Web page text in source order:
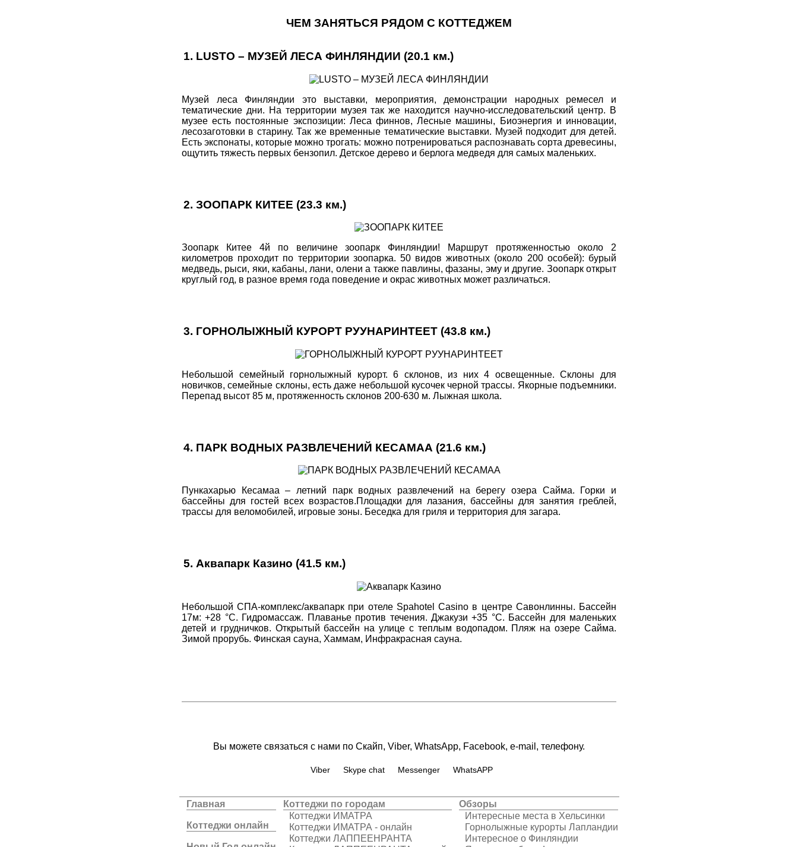
ЧЕМ ЗАНЯТЬСЯ РЯДОМ С КОТТЕДЖЕМ
1. LUSTO – МУЗЕЙ ЛЕСА ФИНЛЯНДИИ (20.1 км.)
Музей леса Финляндии это выставки, мероприятия, демонстрации народных ремесел и
тематические дни. На территории музея так же находится научно-исследовательский центр. В
музее есть постоянные экспозиции: Леса финнов, Лесные машины, Биоэнергия и инновации,
лесозаготовки в старину. Так же временные тематические выставки. Музей подходит для детей.
Есть экспонаты, которые можно трогать: можно потренироваться распознавать сорта древесины,
ощутить тяжесть первых бензопил. Детское дерево и берлога медведя для самых маленьких.
2. ЗООПАРК КИТЕЕ (23.3 км.)
Зоопарк Китее 4й по величине зоопарк Финляндии! Маршрут протяженностью около 2
километров проходит по территории зоопарка. 50 видов животных (около 200 особей): бурый
медведь, рыси, яки, кабаны, лани, олени а также павлины, фазаны, эму и другие. Зоопарк открыт
круглый год, в разное время года поведение и окрас животных может различаться.
3. ГОРНОЛЫЖНЫЙ КУРОРТ РУУНАРИНТЕЕТ(43.8 км.)
Небольшой семейный горнолыжный курорт. 6 склонов, из них 4 освещенные. Склоны для
новичков, семейные склоны, есть даже небольшой кусочек черной трассы. Якорные подъемники.
Перепад высот 85 м, протяженность склонов 200-630 м. Лыжная школа.
4. ПАРК ВОДНЫХ РАЗВЛЕЧЕНИЙ КЕСАМАА (21.6 км.)
Пункахарью Кесамаа – летний парк водных развлечений на берегу озера Сайма. Горки и
бассейны для гостей всех возрастов.Площадки для лазания, бассейны для занятия греблей,
трассы для веломобилей, игровые зоны. Беседка для гриля и территория для загара.
5. Аквапарк Казино (41.5 км.)
Небольшой СПА-комплекс/аквапарк при отеле Spahotel Casino в центре Савонлинны. Бассейн
17м: +28 °C. Гидромассаж. Плаванье против течения. Джакузи +35 °C. Бассейн для маленьких
детей и грудничков. Открытый бассейн на улице с теплым водопадом. Пляж на озере Сайма.
Зимой прорубь. Финская сауна, Хаммам, Инфракрасная сауна.
Вы можете связаться с нами по Скайп, Viber, WhatsApp, Facebook, e-mail, телефону.
Viber Skype chat Messenger WhatsAPP
Главная
Коттеджи онлайн
Коттеджи по городам
Коттеджи ИМАТРА
Коттеджи ИМАТРА - онлайн
Коттеджи ЛАППЕЕНРАНТА
Обзоры
Интересные места в Хельсинки
Горнолыжные курорты Лапландии
Интересное о Финляндии